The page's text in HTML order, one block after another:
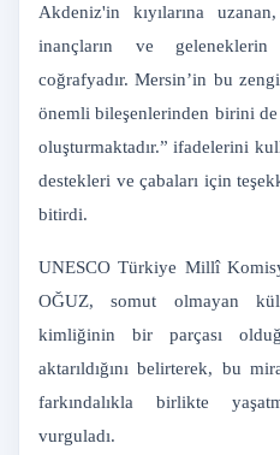
Akdeniz'in kıyılarına
inançların ve
coğrafyadır. Mersin’in bu
önemli bileşenlerinden birini
oluşturmaktadır.” ifadelerini
destekleri ve çabaları için
bitirdi.
UNESCO Türkiye Millî
OĞUZ, somut olmayan
kimliğinin bir parçası
aktarıldığını belirterek, bu
farkındalıkla birlikte
vurguladı.